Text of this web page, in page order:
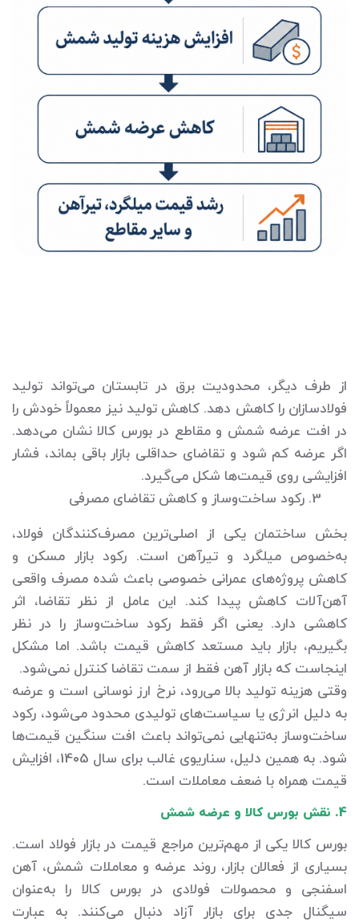
از طرف دیگر، محدودیت برق در تابستان می‌تواند تولید
فولادسازان را کاهش دهد. کاهش تولید نیز معمولاً خودش را
در افت عرضه شمش و مقاطع در بورس کالا نشان می‌دهد.
اگر عرضه کم شود و تقاضای حداقلی بازار باقی بماند، فشار
افزایشی روی قیمت‌ها شکل می‌گیرد.
3. رکود ساخت‌وساز و کاهش تقاضای مصرفی
بخش ساختمان‌ یکی از اصلی‌ترین مصرف‌کنندگان فولاد،
به‌خصوص میلگرد و تیرآهن است. رکود بازار مسکن و
کاهش پروژه‌های عمرانی خصوصی باعث شده مصرف واقعی
آهن‌آلات کاهش پیدا کند. این عامل از نظر تقاضا، اثر
کاهشی دارد. یعنی اگر فقط رکود ساخت‌وساز را در نظر
بگیریم، بازار باید مستعد کاهش قیمت باشد. اما مشکل
اینجاست که بازار آهن فقط از سمت تقاضا کنترل نمی‌شود.
وقتی هزینه تولید بالا می‌رود، نرخ ارز نوسانی است و عرضه
به دلیل انرژی یا سیاست‌های تولیدی محدود می‌شود، رکود
ساخت‌وساز به‌تنهایی نمی‌تواند باعث افت سنگین قیمت‌ها
شود. به همین دلیل، سناریوی غالب برای سال 1405، افزایش
قیمت همراه با ضعف معاملات است.
4. نقش بورس کالا و عرضه شمش
بورس کالا یکی از مهم‌ترین مراجع قیمت در بازار فولاد است.
بسیاری از فعالان بازار، روند عرضه و معاملات شمش، آهن
اسفنجی و محصولات فولادی در بورس کالا را به‌عنوان
سیگنال جدی برای بازار آزاد دنبال می‌کنند. به عبارت